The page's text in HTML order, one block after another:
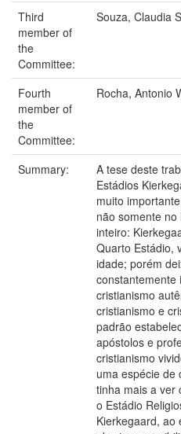
Third
member of
the
Committee:
Souza, Claudia
Fourth
member of
the
Committee:
Rocha, Antonio
Summary:
A tese deste
Estádios
muito
não somente
inteiro:
Quarto Estádio,
idade; porém
constantemente
cristianismo
cristianismo e
padrão
apóstolos e
cristianismo
uma espécie de
tinha mais a ver
o Estádio
Kierkegaard, ao